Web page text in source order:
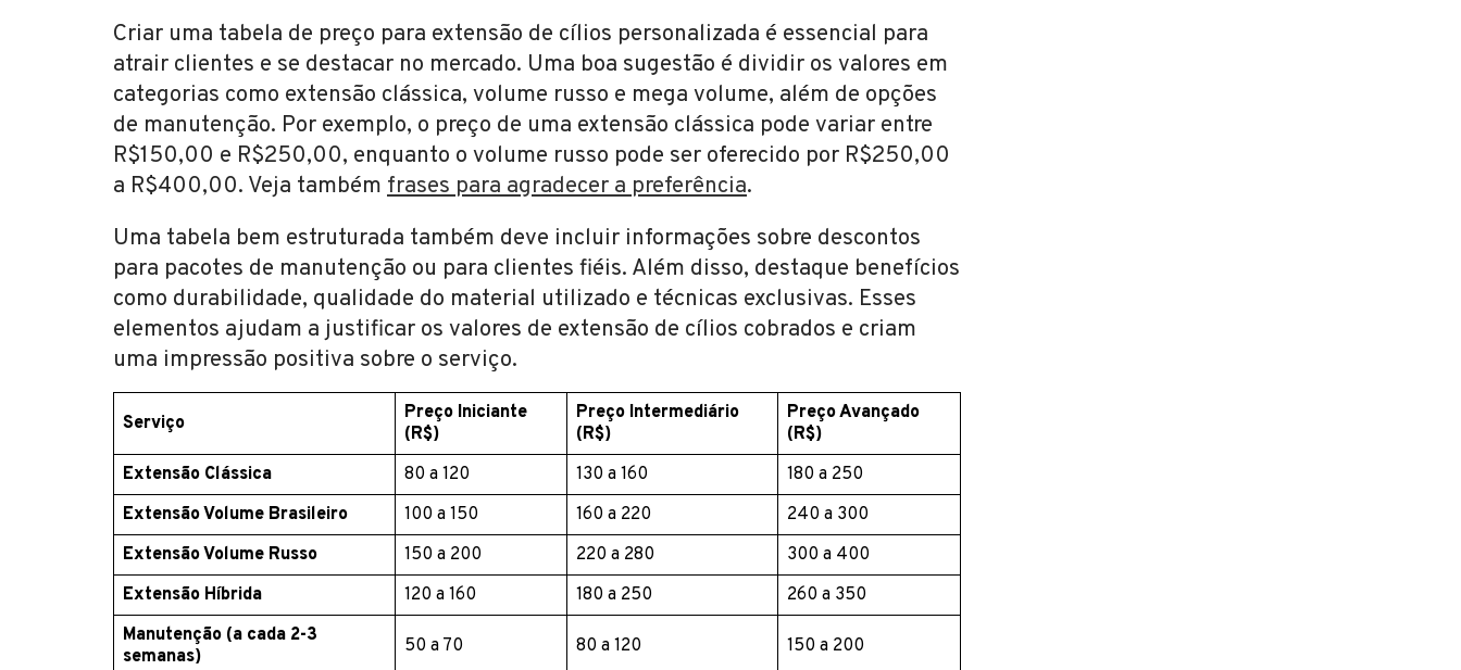
Criar uma tabela de preço para extensão de cílios personalizada é essencial para
atrair clientes e se destacar no mercado. Uma boa sugestão é dividir os valores em
categorias como extensão clássica, volume russo e mega volume, além de opções
de manutenção. Por exemplo, o preço de uma extensão clássica pode variar entre
R$150,00 e R$250,00, enquanto o volume russo pode ser oferecido por R$250,00
a R$400,00. Veja também frases para agradecer a preferência.
Uma tabela bem estruturada também deve incluir informações sobre descontos
para pacotes de manutenção ou para clientes fiéis. Além disso, destaque benefícios
como durabilidade, qualidade do material utilizado e técnicas exclusivas. Esses
elementos ajudam a justificar os valores de extensão de cílios cobrados e criam
uma impressão positiva sobre o serviço.
Serviço
Preço Iniciante
(R$)
Preço Intermediário
(R$)
Preço Avançado
(R$)
Extensão Clássica
80 a 120 130 a 160
180 a 250
Extensão Volume Brasileiro
100 a 150 160 a 220
240 a 300
Extensão Volume Russo
150 a 200 220 a 280
300 a 400
Extensão Híbrida
120 a 160 180 a 250
260 a 350
Manutenção (a cada 2-3
semanas)
50 a 70 80 a 120 150 a 200